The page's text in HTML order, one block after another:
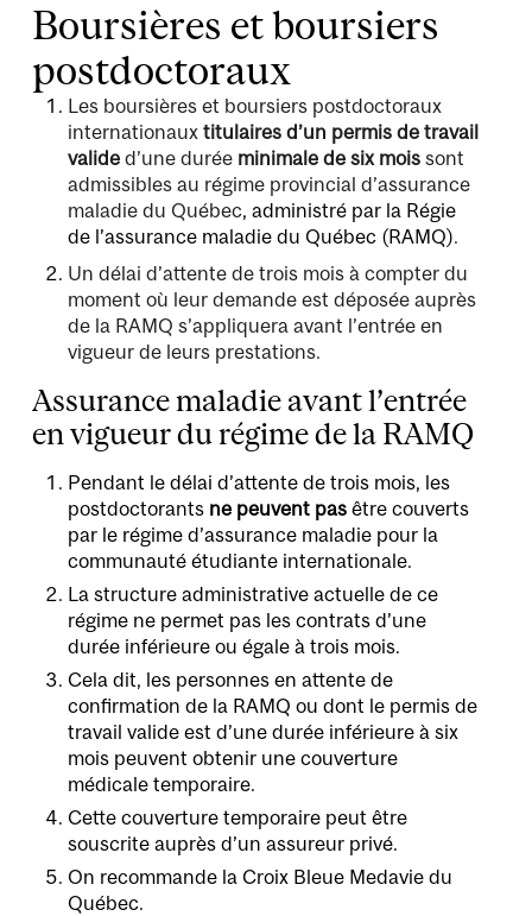
Boursières et boursiers
postdoctoraux
Les boursières et boursiers postdoctoraux
internationaux titulaires d’un permis de travail
valide d’une durée minimale de six mois sont
admissibles au régime provincial d’assurance
maladie du Québec, administré par la Régie
de l’assurance maladie du Québec (RAMQ).
Un délai d’attente de trois mois à compter du
moment où leur demande est déposée auprès
de la RAMQ s’appliquera avant l’entrée en
vigueur de leurs prestations.
Assurance maladie avant l’entrée
en vigueur du régime de la RAMQ
Pendant le délai d’attente de trois mois, les
postdoctorants ne peuvent pas être couverts
par le régime d’assurance maladie pour la
communauté étudiante internationale.
La structure administrative actuelle de ce
régime ne permet pas les contrats d’une
durée inférieure ou égale à trois mois.
Cela dit, les personnes en attente de
confirmation de la RAMQ ou dont le permis de
travail valide est d’une durée inférieure à six
mois peuvent obtenir une couverture
médicale temporaire.
Cette couverture temporaire peut être
souscrite auprès d’un assureur privé.
On recommande la Croix Bleue Medavie du
Québec.